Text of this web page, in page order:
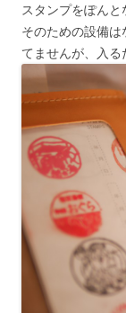
スタンプをぽん
そのための設備
てませんが、入る